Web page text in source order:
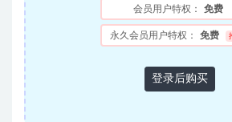
会员用户特权： 免费
永久会员用户特权： 免费
登录后购买